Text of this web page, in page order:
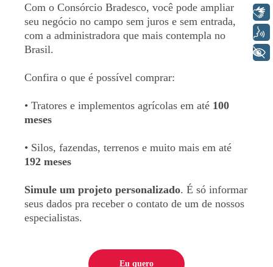
Com o Consórcio Bradesco, você pode ampliar
seu negócio no campo sem juros e sem entrada,
com a administradora que mais contempla no
Brasil.
Confira o que é possível comprar:
• Tratores e implementos agrícolas em até 100
meses
• Silos, fazendas, terrenos e muito mais em até
192 meses
Simule um projeto personalizado. É só informar
seus dados pra receber o contato de um de nossos
especialistas.
Eu quero
Libras
Voz